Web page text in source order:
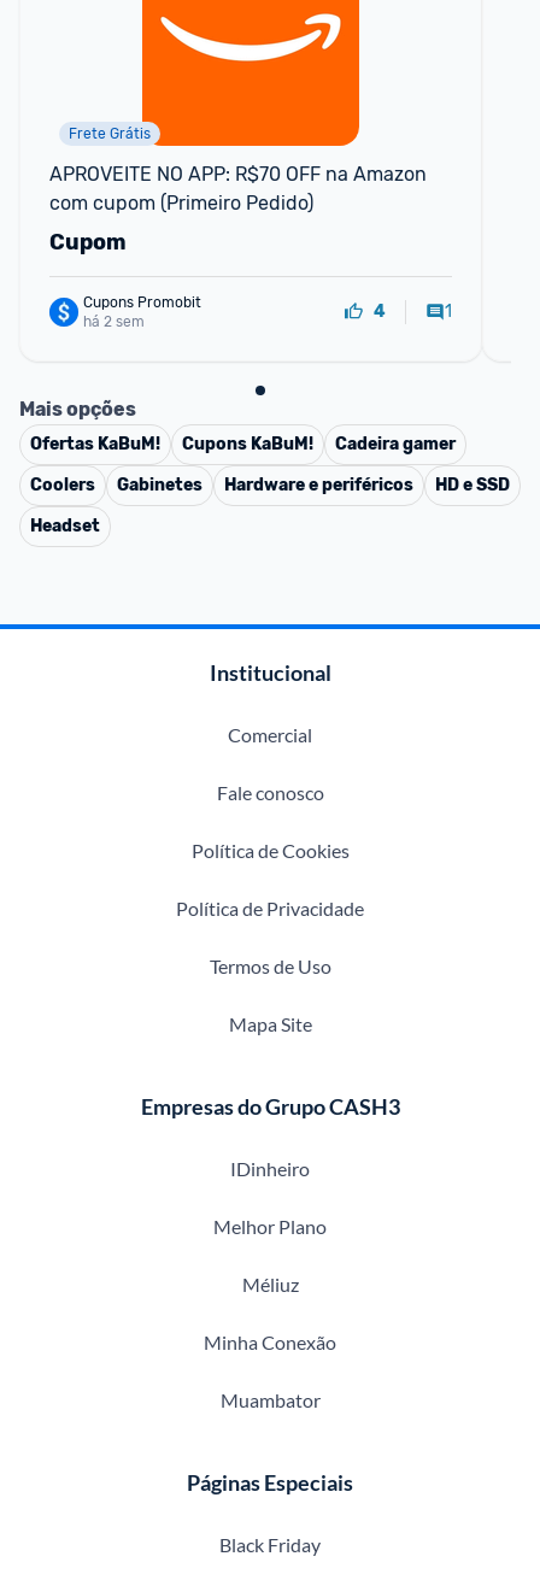
Frete Grátis
APROVEITE NO APP: R$70 OFF na Amazon
com cupom (Primeiro Pedido)
Cupom
Cupons Promobit
há 2 sem
4 1
Mais opções
Ofertas KaBuM! Cupons KaBuM!
Cadeira gamer
Coolers
Gabinetes Hardware e periféricos
HD e SSD
Headset
Institucional
Comercial
Fale conosco
Política de Cookies
Política de Privacidade
Termos de Uso
Mapa Site
Empresas do Grupo CASH3
IDinheiro
Melhor Plano
Méliuz
Minha Conexão
Muambator
Páginas Especiais
Black Friday